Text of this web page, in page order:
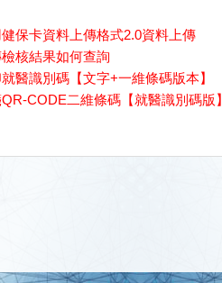
保卡資料上傳格式2.0資料上傳
核結果如何查詢
醫識別碼【文字+一維條碼版本】
CODE二維條碼【就醫識別碼版】